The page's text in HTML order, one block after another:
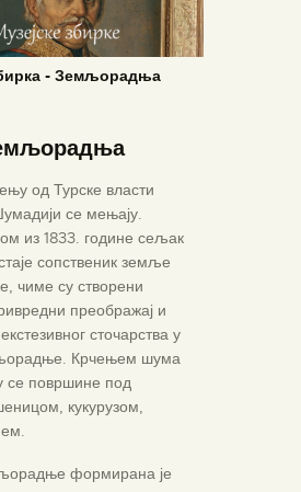
- Земљорадња
од Турске власти
се мењају.
из 1833. године сељак
сопственик земље
чиме су створени
преображај и
сточарства у
Крчењем шума
се површине под
кукурузом,
формирана је